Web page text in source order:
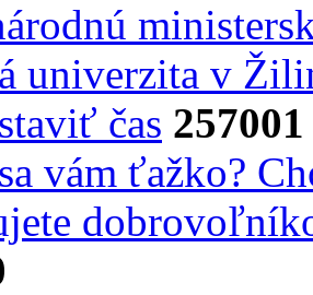
univerzita v
čas 257001
vám ťažko?